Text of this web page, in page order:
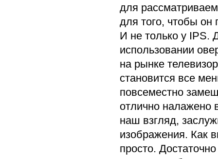
для
для того, чтобы он
И не только у IPS.
использовании
на рынке
становится все
повсеместно
отлично налажено
наш взгляд,
изображения. Как
просто.